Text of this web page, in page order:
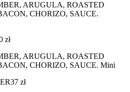
ARUGULA, ROASTED
CHORIZO, SAUCE.
zł
ARUGULA, ROASTED
CHORIZO, SAUCE. Mini
37 zł